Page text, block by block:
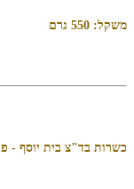
משקל: 550 גרם
כשרות בד"צ בית יוסף -